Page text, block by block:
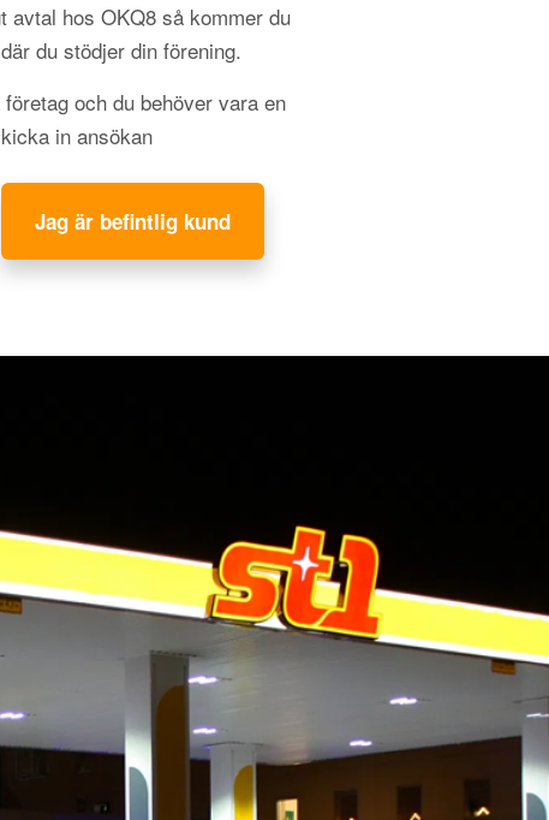
avtal hos OKQ8 så kommer du
du stödjer din förening.
och du behöver vara en
in ansökan
Jag är befintlig kund